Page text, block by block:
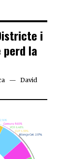
i
perd la
David